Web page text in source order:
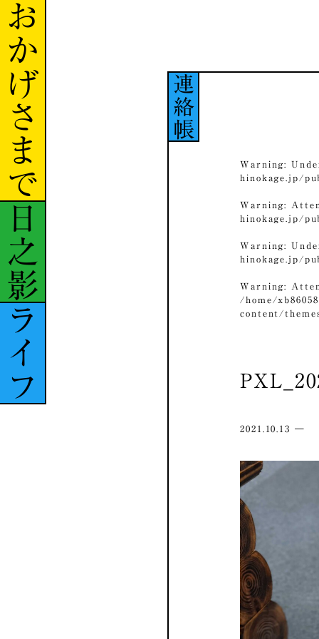
おかげさまで
日之影
ライフ
連絡帳
Warning:
hinokage.jp/
Warning:
hinokage.jp/
Warning:
hinokage.jp/
Warning:
/home/
content/
2021.10.13 ―